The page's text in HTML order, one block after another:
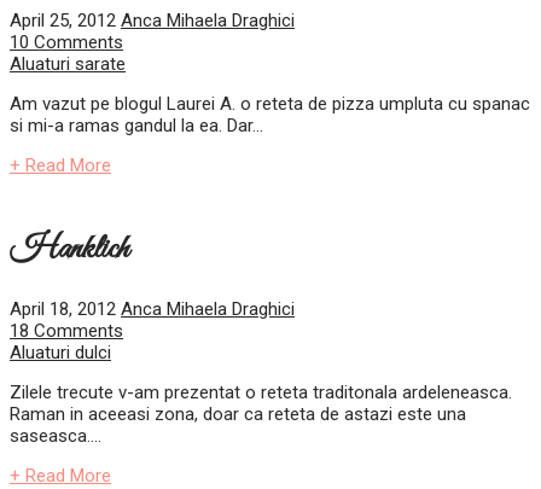
April 25, 2012 Anca Mihaela Draghici
10 Comments
Aluaturi sarate
Am vazut pe blogul Laurei A. o reteta de pizza umpluta cu spanac
si mi-a ramas gandul la ea. Dar...
+ Read More
Hanklich
April 18, 2012 Anca Mihaela Draghici
18 Comments
Aluaturi dulci
Zilele trecute v-am prezentat o reteta traditonala ardeleneasca.
Raman in aceeasi zona, doar ca reteta de astazi este una
saseasca....
+ Read More